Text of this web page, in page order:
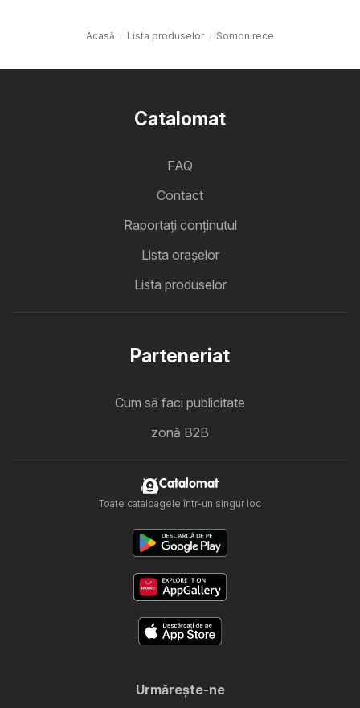
Acasă Lista produselor Somon rece
Catalomat
FAQ
Contact
Raportați conținutul
Lista oraşelor
Lista produselor
Parteneriat
Cum să faci publicitate
zonă B2B
Catalomat
Toate cataloagele într-un singur loc
Urmăreşte-ne